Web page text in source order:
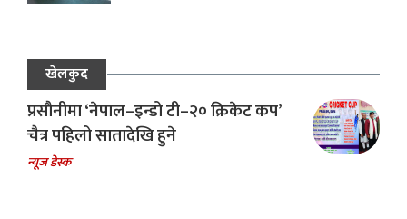
खेलकुद
प्रसौनीमा ‘नेपाल–इन्डो टी–२० क्रिकेट कप’
चैत्र पहिलो सातादेखि हुने
न्यूज डेस्क